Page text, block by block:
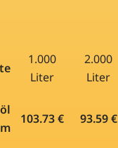
1.000
Liter
2.000
Liter
103.73 € 93.59 €